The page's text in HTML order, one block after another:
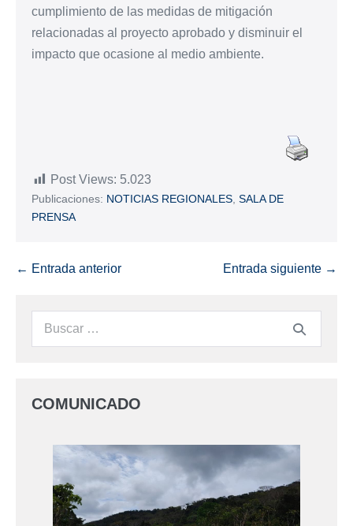
cumplimiento de las medidas de mitigación
relacionadas al proyecto aprobado y disminuir el
impacto que ocasione al medio ambiente.
Post Views: 5.023
Publicaciones: NOTICIAS REGIONALES SALA DE
PRENSA
← Entrada anterior Entrada siguiente →
COMUNICADO